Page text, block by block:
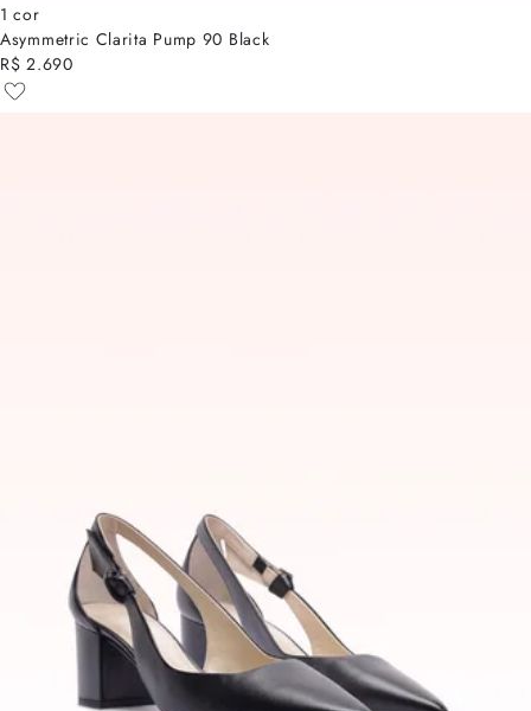
1 cor
Asymmetric Clarita Pump 90 Black
R$ 2.690